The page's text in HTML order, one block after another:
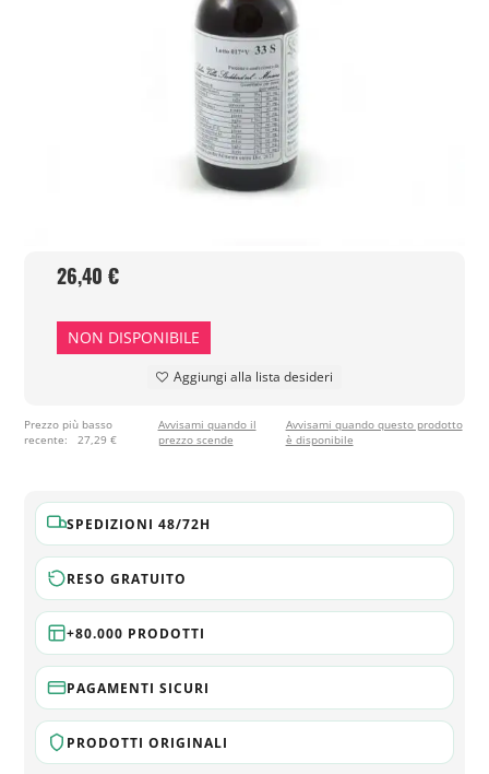
26,40 €
NON DISPONIBILE
Aggiungi alla lista desideri
Prezzo più basso
recente:
27,29 €
Avvisami quando il
prezzo scende
Avvisami quando questo prodotto
è disponibile
SPEDIZIONI 48/72H
RESO GRATUITO
+80.000 PRODOTTI
PAGAMENTI SICURI
PRODOTTI ORIGINALI